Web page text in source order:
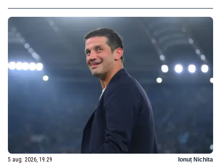
5 aug. 2026, 19:29 Ionuț Nichita